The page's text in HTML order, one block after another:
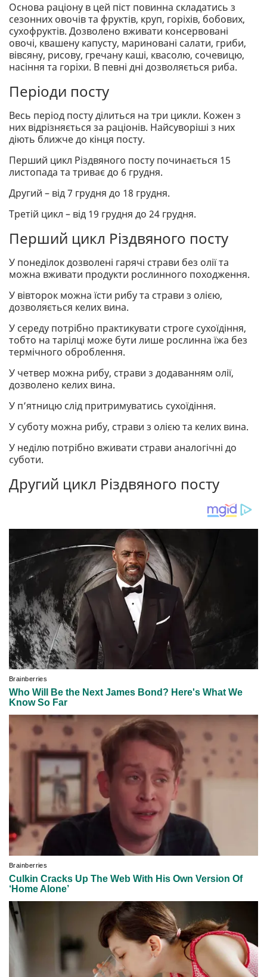
Основа раціону в цей піст повинна складатись з
сезонних овочів та фруктів, круп, горіхів, бобових,
сухофруктів. Дозволено вживати консервовані
овочі, квашену капусту, мариновані салати, гриби,
вівсяну, рисову, гречану каші, квасолю, сочевицю,
насіння та горіхи. В певні дні дозволяється риба.
Періоди посту
Весь період посту ділиться на три цикли. Кожен з
них відрізняється за раціонів. Найсуворіші з них
діють ближче до кінця посту.
Перший цикл Різдвяного посту починається 15
листопада та триває до 6 грудня.
Другий – від 7 грудня до 18 грудня.
Третій цикл – від 19 грудня до 24 грудня.
Перший цикл Різдвяного посту
У понеділок дозволені гарячі страви без олії та
можна вживати продукти рослинного походження.
У вівторок можна їсти рибу та страви з олією,
дозволяється келих вина.
У середу потрібно практикувати строге сухоїдіння,
тобто на тарілці може бути лише рослинна їжа без
термічного оброблення.
У четвер можна рибу, страви з додаванням олії,
дозволено келих вина.
У п’ятницю слід притримуватись сухоїдіння.
У суботу можна рибу, страви з олією та келих вина.
У неділю потрібно вживати страви аналогічні до
суботи.
Другий цикл Різдвяного посту